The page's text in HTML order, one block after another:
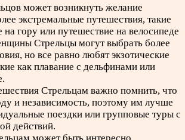
может возникнуть желание
экстремальные путешествия, такие
на гору или путешествие на велосипеде
Стрельцы могут выбрать более
но все равно любят экзотические
как плавание с дельфинами или
Стрельцам важно помнить, что
и независимость, поэтому им лучше
поездки или групповые туры с
действий.